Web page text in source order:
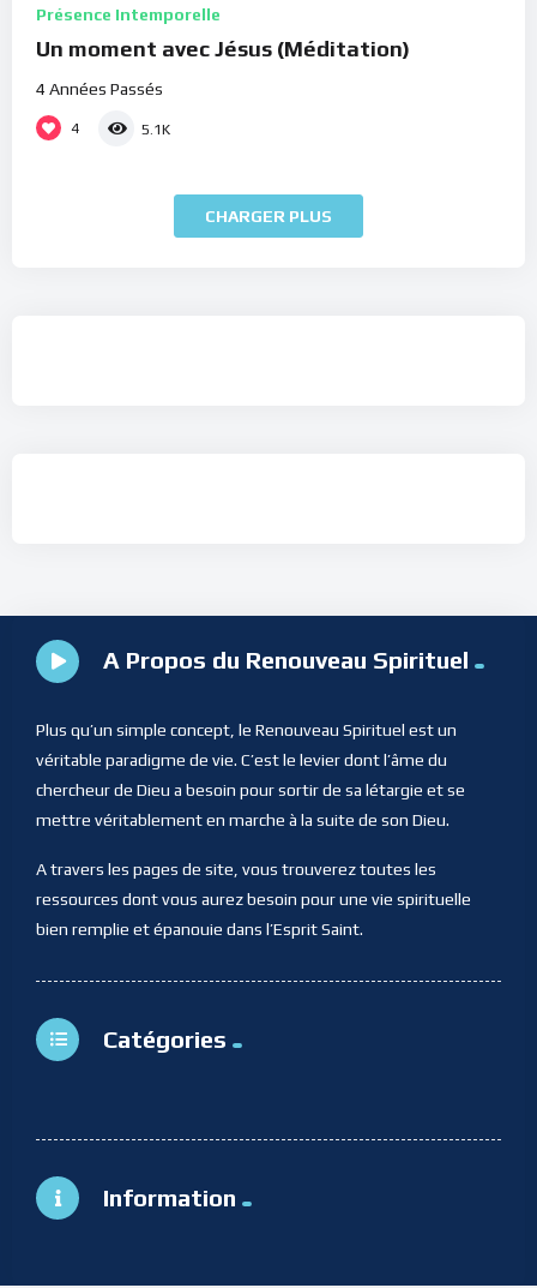
Présence Intemporelle
Un moment avec Jésus (Méditation)
4 Années Passés
4 5.1K
CHARGER PLUS
A Propos du Renouveau Spirituel
Plus qu’un simple concept, le Renouveau Spirituel est un
véritable paradigme de vie. C’est le levier dont l’âme du
chercheur de Dieu a besoin pour sortir de sa létargie et se
mettre véritablement en marche à la suite de son Dieu.
A travers les pages de site, vous trouverez toutes les
ressources dont vous aurez besoin pour une vie spirituelle
bien remplie et épanouie dans l’Esprit Saint.
Catégories
Information